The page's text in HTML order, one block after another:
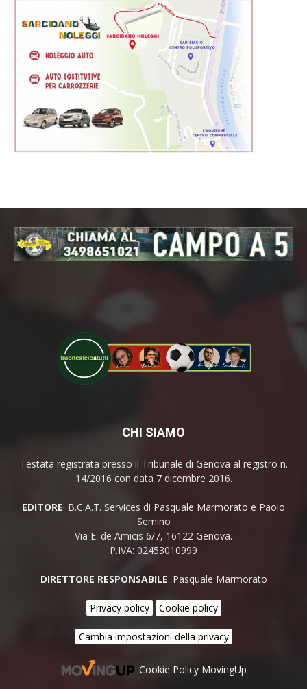
CHI SIAMO
Testata registrata presso il Tribunale di Genova al registro n.
14/2016 con data 7 dicembre 2016.
EDITORE: B.C.A.T. Services di Pasquale Marmorato e Paolo
Semino
Via E. de Amicis 6/7, 16122 Genova.
P.IVA: 02453010999
DIRETTORE RESPONSABILE: Pasquale Marmorato
Privacy policy Cookie policy
Cambia impostazioni della privacy
Cookie Policy MovingUp